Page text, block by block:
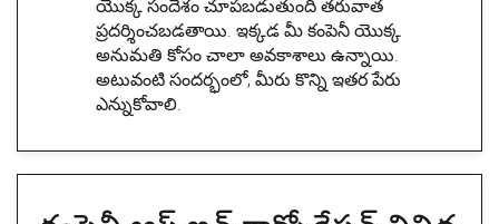
యొక్క సందేశం చూపబడుతుంది తరువాత
ప్రదర్శించబడతాయి. ఇక్కడ మీ కంపెనీ యొక్క
అనుమతి కోసం చాలా అవకాశాలు ఉన్నాయి.
అటువంటి సందర్భంలో, మీరు కొన్ని ఇతర పేరు
ఎన్నుకోవాలి.